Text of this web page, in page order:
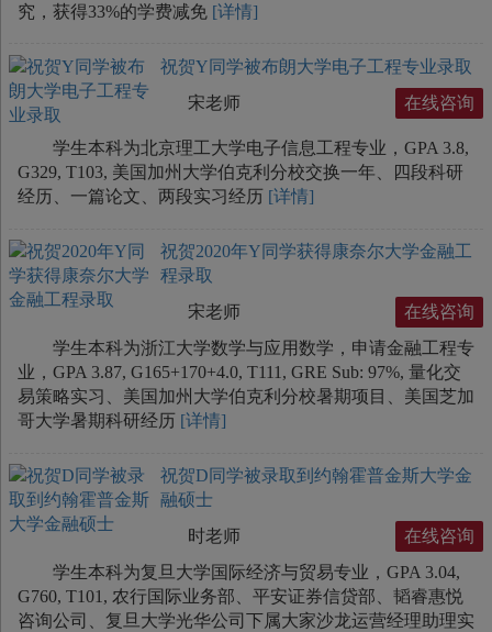
究，获得33%的学费减免 [详情]
祝贺Y同学被布朗大学电子工程专业录取
宋老师
在线咨询
学生本科为北京理工大学电子信息工程专业，GPA 3.8,
G329, T103, 美国加州大学伯克利分校交换一年、四段科研
经历、一篇论文、两段实习经历 [详情]
祝贺2020年Y同学获得康奈尔大学金融工
程录取
宋老师
在线咨询
学生本科为浙江大学数学与应用数学，申请金融工程专
业，GPA 3.87, G165+170+4.0, T111, GRE Sub: 97%, 量化交
易策略实习、美国加州大学伯克利分校暑期项目、美国芝加
哥大学暑期科研经历 [详情]
祝贺D同学被录取到约翰霍普金斯大学金
融硕士
时老师
在线咨询
学生本科为复旦大学国际经济与贸易专业，GPA 3.04,
G760, T101, 农行国际业务部、平安证券信贷部、韬睿惠悦
咨询公司、复旦大学光华公司下属大家沙龙运营经理助理实